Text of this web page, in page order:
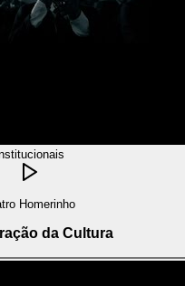
Homerinho
da Cultura